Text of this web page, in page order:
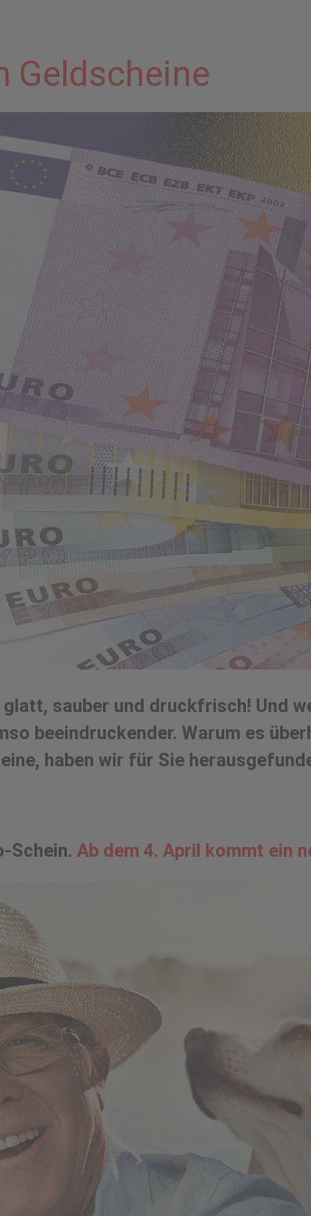
Geldscheine
sauber und druckfrisch! Und
beeindruckender. Warum es
haben wir für Sie
Schein. Ab dem 4. April kommt ein